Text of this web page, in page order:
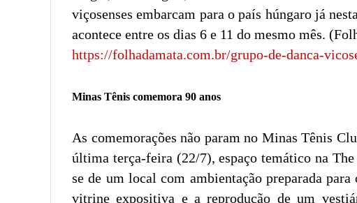
viçosenses embarcam para o país húngaro já
acontece entre os dias 6 e 11 do mesmo mês.
https://folhadamata.com.br/grupo-de-danca-
Minas Tênis comemora 90 anos
As comemorações não param no Minas Tênis
última terça-feira (22/7), espaço temático na
se de um local com ambientação preparada
vitrine expositiva e a reprodução de um